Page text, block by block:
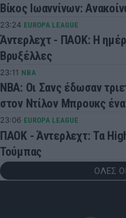
Βίκος Ιωαννίνων:
23:24 EUROPA LEAGUE
Άντερλεχτ - ΠΑΟΚ: Η
Βρυξέλλες
23:11 NBA
ΝΒΑ: Οι Σανς έδωσαν
στον Ντίλον Μπρουκς
23:06 EUROPA LEAGUE
ΠΑΟΚ - Άντερλεχτ: Τα
Τούμπας
ΟΛΕΣ